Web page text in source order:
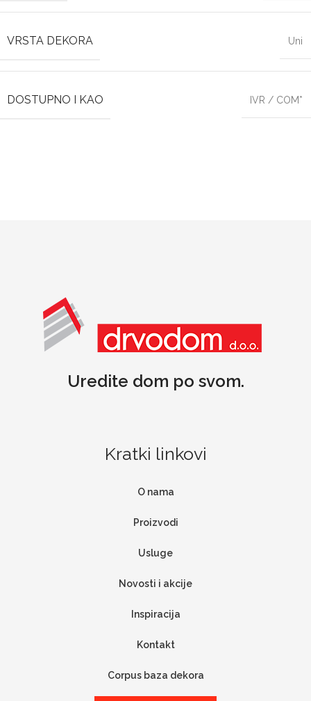
VRSTA DEKORA Uni
DOSTUPNO I KAO IVR / COM*
Uredite dom po svom.
Kratki linkovi
O nama
Proizvodi
Usluge
Novosti i akcije
Inspiracija
Kontakt
Corpus baza dekora